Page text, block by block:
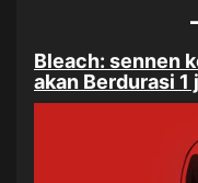
Bleach: sennen
akan Berdurasi 1